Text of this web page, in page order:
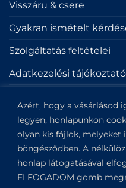
Azért, hogy a vásárlásod
legyen, honlapunkon
olyan kis fájlok, melyeket
böngésződben. A
honlap látogatásával
ELFOGADOM gomb
Visszáru & csere
Gyakran ismételt
Szolgáltatás feltételei
Adatkezelési tájékoztató
Impresszum
KAPCSOLAT
Kapitány utca 6.